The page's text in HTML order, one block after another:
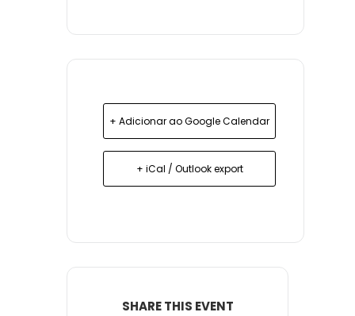
+ Adicionar ao Google Calendar
+ iCal / Outlook export
SHARE THIS EVENT